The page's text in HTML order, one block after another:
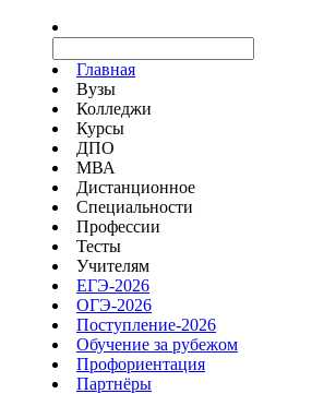
Главная
Вузы
Колледжи
Курсы
ДПО
МВА
Дистанционное
Специальности
Профессии
Тесты
Учителям
ЕГЭ-2026
ОГЭ-2026
Поступление-2026
Обучение за рубежом
Профориентация
Партнёры